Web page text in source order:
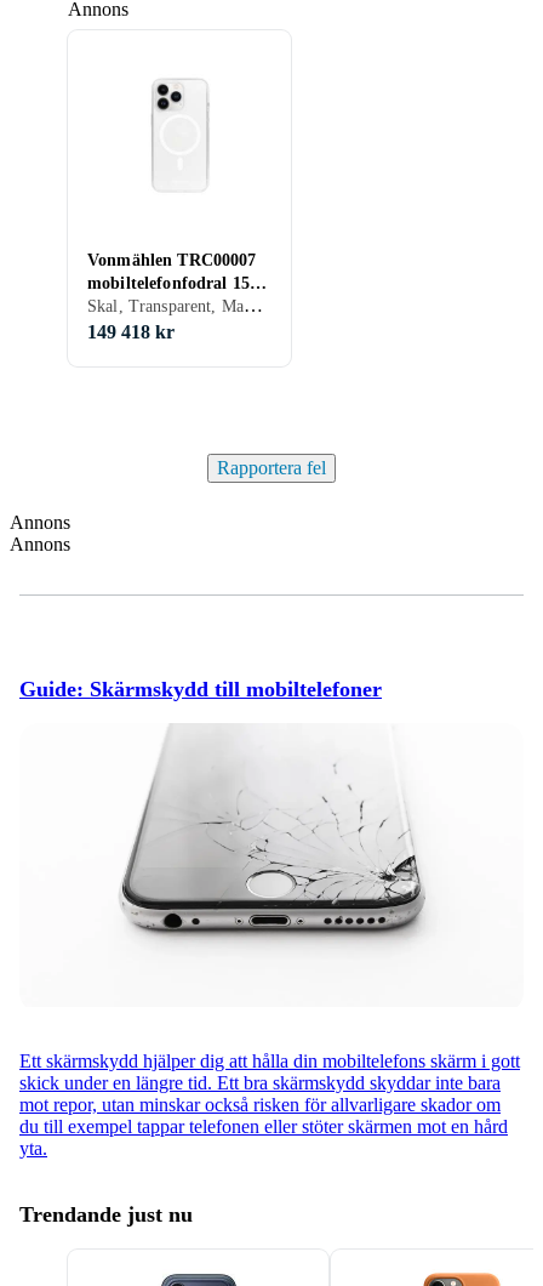
Annons
Vonmählen TRC00007
mobiltelefonfodral 15,5
cm (6,1") Omslag
Transparent
Skal, Transparent, Magsafe kompatibel
149 418 kr
Rapportera fel
Annons
Annons
Guide: Skärmskydd till mobiltelefoner
Ett skärmskydd hjälper dig att hålla din mobiltelefons skärm i gott
skick under en längre tid. Ett bra skärmskydd skyddar inte bara
mot repor, utan minskar också risken för allvarligare skador om
du till exempel tappar telefonen eller stöter skärmen mot en hård
yta.
Trendande just nu